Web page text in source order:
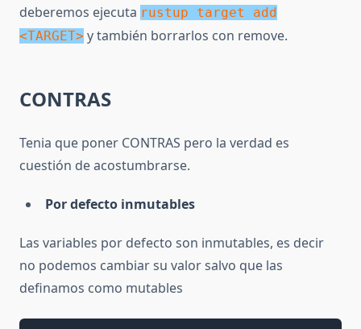
deberemos ejecuta rustup target add
<TARGET> y también borrarlos con remove.
CONTRAS
Tenia que poner CONTRAS pero la verdad es
cuestión de acostumbrarse.
Por defecto inmutables
Las variables por defecto son inmutables, es decir
no podemos cambiar su valor salvo que las
definamos como mutables